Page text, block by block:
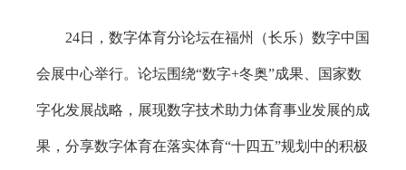
24日，数字体育分论坛在福州（长乐）数字中国
会展中心举行。论坛围绕“数字+冬奥”成果、国家数
字化发展战略，展现数字技术助力体育事业发展的成
果，分享数字体育在落实体育“十四五”规划中的积极